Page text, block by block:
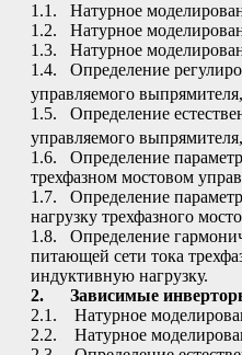
1.1. Натурное
1.2. Натурное
1.3. Натурное
1.4. Определение
управляемого
1.5. Определение
управляемого
1.6. Определение
трехфазном мостовом
1.7. Определение
нагрузку трехфазного
1.8. Определение
питающей сети тока
индуктивную нагрузку.
2. Зависимые
2.1. Натурное
2.2. Натурное